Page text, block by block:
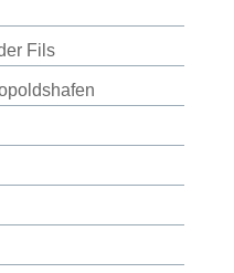
Fils